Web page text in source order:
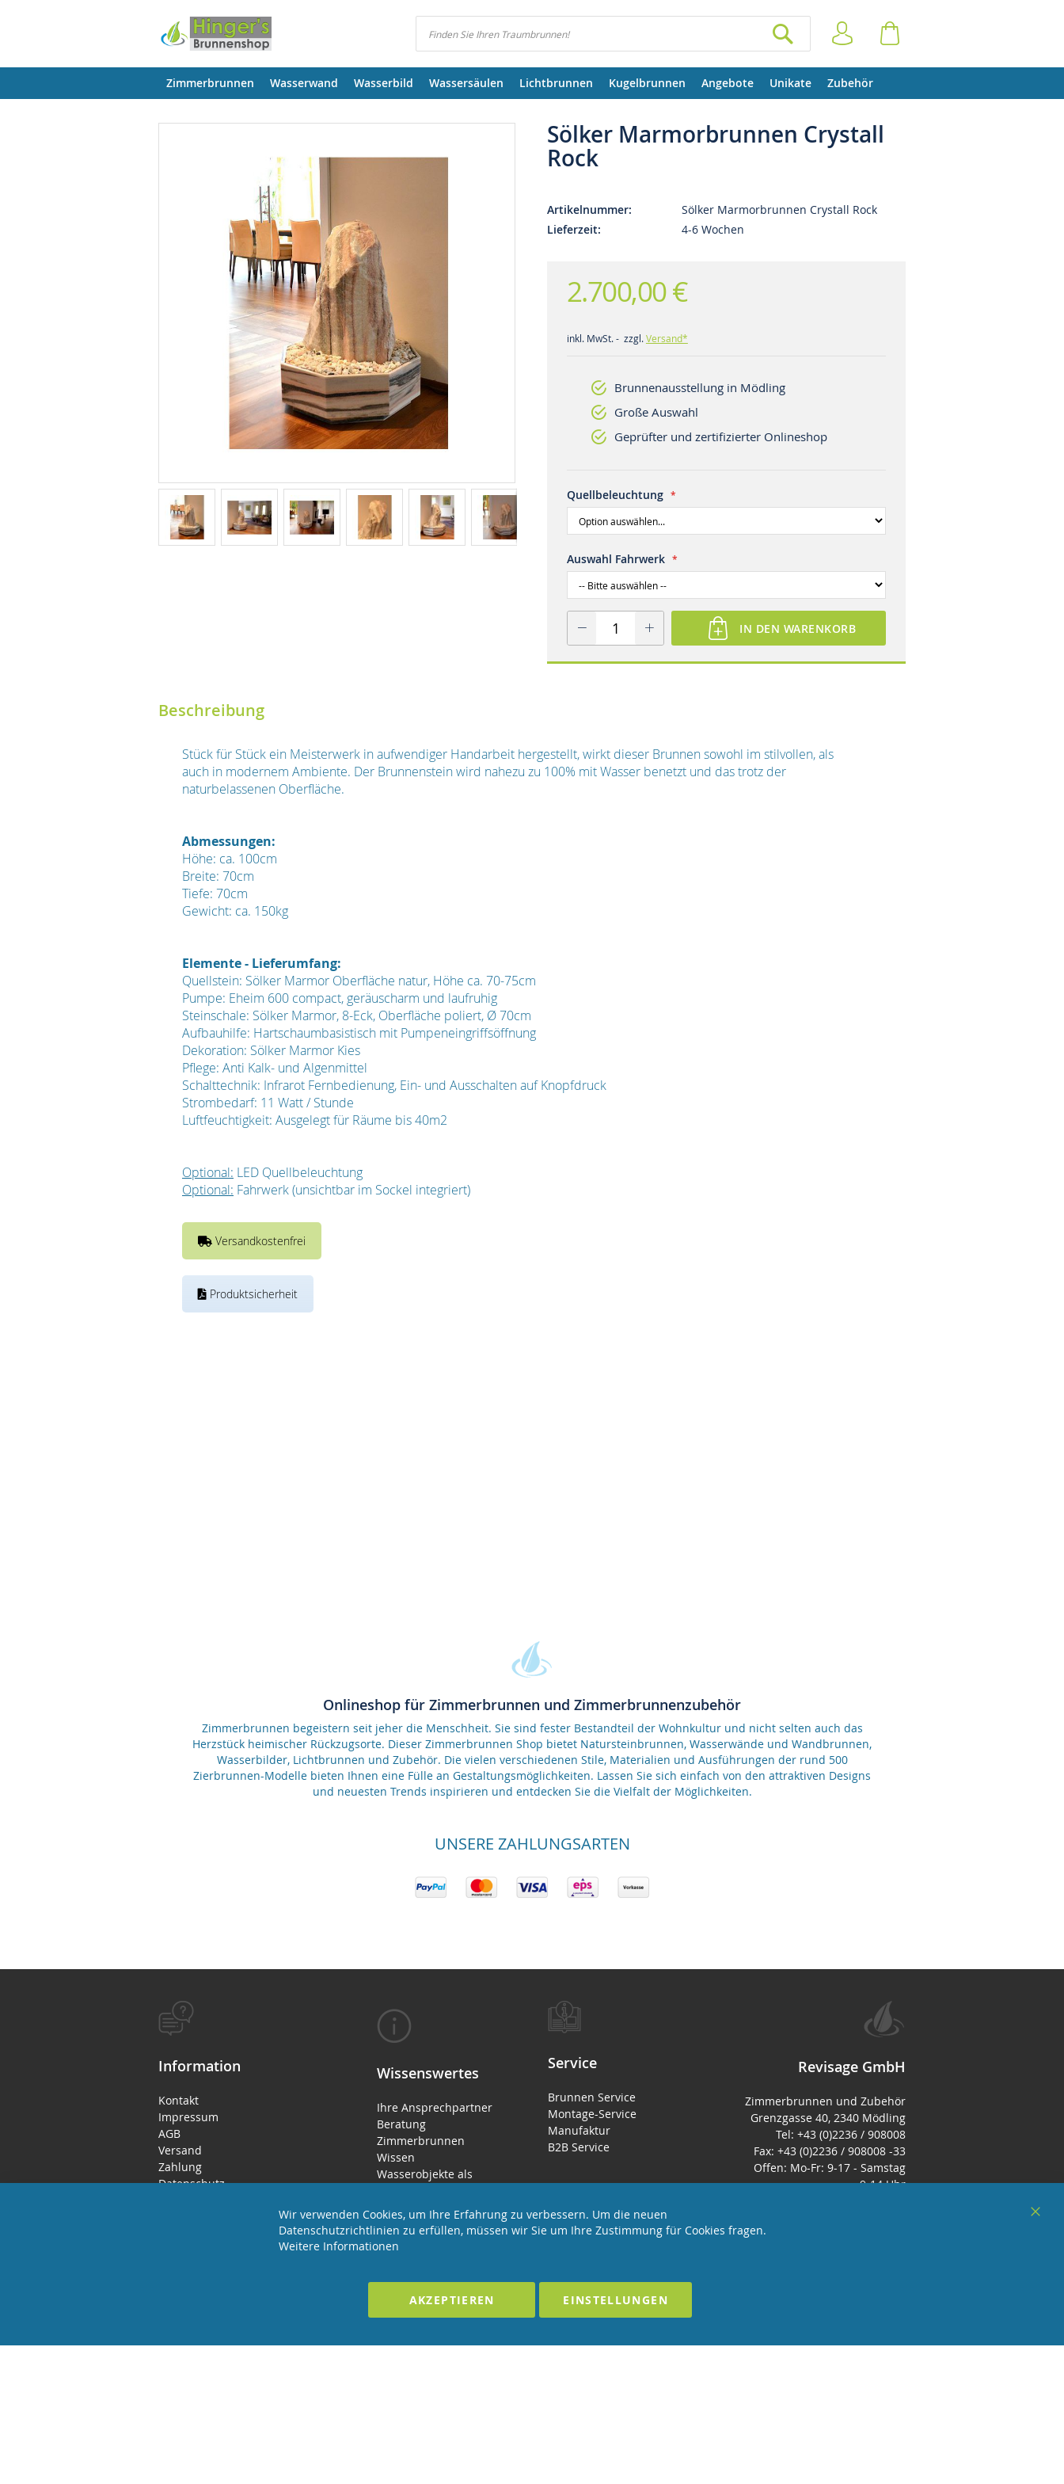
Suchen
Anmelden
Zimmerbrunnen Wasserwand Wasserbild Wassersäulen Lichtbrunnen Kugelbrunnen Angebote Unikate Zubehör
Sölker Marmorbrunnen Crystall
Rock
Artikelnummer
Sölker Marmorbrunnen Crystall Rock
Lieferzeit
4-6 Wochen
2.700,00 €
inkl. MwSt. - zzgl.Versand*
Brunnenausstellung in Mödling
Große Auswahl
Geprüfter und zertifizierter Onlineshop
Quellbeleuchtung
Auswahl Fahrwerk
IN DEN WARENKORB
Beschreibung
Stück für Stück ein Meisterwerk in aufwendiger Handarbeit hergestellt, wirkt dieser Brunnen sowohl im stilvollen, als
auch in modernem Ambiente. Der Brunnenstein wird nahezu zu 100% mit Wasser benetzt und das trotz der
naturbelassenen Oberfläche.
Abmessungen:
Höhe: ca. 100cm
Breite: 70cm
Tiefe: 70cm
Gewicht: ca. 150kg
Elemente - Lieferumfang:
Quellstein: Sölker Marmor Oberfläche natur, Höhe ca. 70-75cm
Pumpe: Eheim 600 compact, geräuscharm und laufruhig
Steinschale: Sölker Marmor, 8-Eck, Oberfläche poliert, Ø 70cm
Aufbauhilfe: Hartschaumbasistisch mit Pumpeneingriffsöffnung
Dekoration: Sölker Marmor Kies
Pflege: Anti Kalk- und Algenmittel
Schalttechnik: Infrarot Fernbedienung, Ein- und Ausschalten auf Knopfdruck
Strombedarf: 11 Watt / Stunde
Luftfeuchtigkeit: Ausgelegt für Räume bis 40m2
Optional: LED Quellbeleuchtung
Optional: Fahrwerk (unsichtbar im Sockel integriert)
Versandkostenfrei
Produktsicherheit
Onlineshop für Zimmerbrunnen und Zimmerbrunnenzubehör
Zimmerbrunnen begeistern seit jeher die Menschheit. Sie sind fester Bestandteil der Wohnkultur und nicht selten auch das
Herzstück heimischer Rückzugsorte. Dieser Zimmerbrunnen Shop bietet Natursteinbrunnen, Wasserwände und Wandbrunnen,
Wasserbilder, Lichtbrunnen und Zubehör. Die vielen verschiedenen Stile, Materialien und Ausführungen der rund 500
Zierbrunnen-Modelle bieten Ihnen eine Fülle an Gestaltungsmöglichkeiten. Lassen Sie sich einfach von den attraktiven Designs
und neuesten Trends inspirieren und entdecken Sie die Vielfalt der Möglichkeiten.
UNSERE ZAHLUNGSARTEN
Information
Kontakt
Impressum
AGB
Versand
Zahlung
Datenschutz
Wissenswertes
Ihre Ansprechpartner
Beratung
Zimmerbrunnen
Wissen
Wasserobjekte als
Service
Brunnen Service
Montage-Service
Manufaktur
B2B Service
Revisage GmbH
Zimmerbrunnen und Zubehör
Grenzgasse 40, 2340 Mödling
Tel: +43 (0)2236 / 908008
Fax: +43 (0)2236 / 908008 -33
Offen: Mo-Fr: 9-17 - Samstag
9-14 Uhr
Wir verwenden Cookies, um Ihre Erfahrung zu verbessern. Um die neuen
Datenschutzrichtlinien zu erfüllen, müssen wir Sie um Ihre Zustimmung für Cookies fragen.
Weitere Informationen
AKZEPTIEREN EINSTELLUNGEN